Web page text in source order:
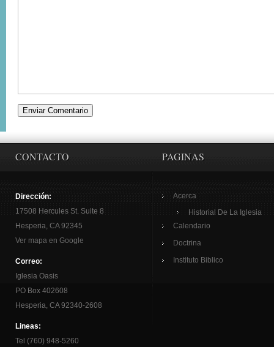
CONTACTO
Dirección:
17508 Hercules St. Suite 8
Hesperia, CA 92345
Ver mapa en Google
Correo:
Iglesia Oasis
PO Box 402608
Hesperia, CA 92340-2608
Lineas:
Tel (760) 948-5260
PAGINAS
Acerca
Historial De La Iglesia
Calendario
Doctrina
Instituto Biblico